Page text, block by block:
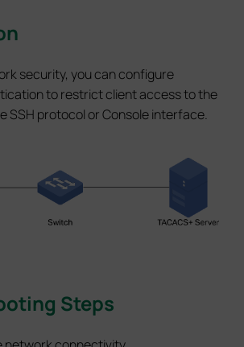
security, you can configure
to restrict client access to the
SSH protocol or Console interface.
Steps